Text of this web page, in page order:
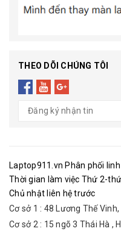
THEO DÕI CHÚNG TÔI
Laptop911.vn Phân phối
Thời gian làm việc Thứ 2-
Chủ nhật liên hệ trước
Cơ sở 1 : 48 Lương Thế Vinh,
Cơ sở 2 : 15 ngõ 3 Thái Hà ,